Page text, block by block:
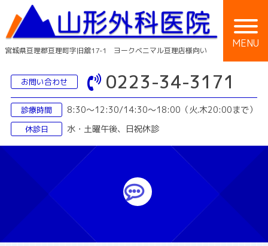
to
content
宮城県亘理郡亘理町字旧舘17-1 ヨークベニマル亘理店様向い
MENU
お問い合わせ 0223-34-3171
診療時間 8:30〜12:30/14:30〜18:00 （火.木20:00まで）
休診日 水・土曜午後、日祝休診